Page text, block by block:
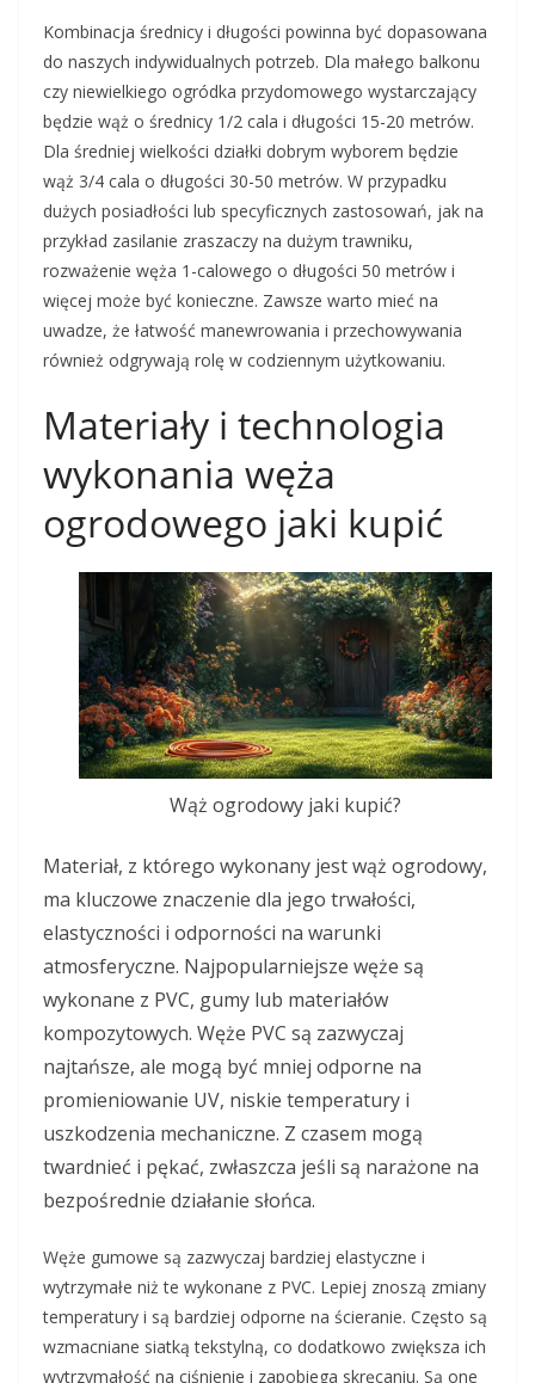
Kombinacja średnicy i długości powinna być dopasowana
do naszych indywidualnych potrzeb. Dla małego balkonu
czy niewielkiego ogródka przydomowego wystarczający
będzie wąż o średnicy 1/2 cala i długości 15-20 metrów.
Dla średniej wielkości działki dobrym wyborem będzie
wąż 3/4 cala o długości 30-50 metrów. W przypadku
dużych posiadłości lub specyficznych zastosowań, jak na
przykład zasilanie zraszaczy na dużym trawniku,
rozważenie węża 1-calowego o długości 50 metrów i
więcej może być konieczne. Zawsze warto mieć na
uwadze, że łatwość manewrowania i przechowywania
również odgrywają rolę w codziennym użytkowaniu.
Materiały i technologia
wykonania węża
ogrodowego jaki kupić
Wąż ogrodowy jaki kupić?
Materiał, z którego wykonany jest wąż ogrodowy,
ma kluczowe znaczenie dla jego trwałości,
elastyczności i odporności na warunki
atmosferyczne. Najpopularniejsze węże są
wykonane z PVC, gumy lub materiałów
kompozytowych. Węże PVC są zazwyczaj
najtańsze, ale mogą być mniej odporne na
promieniowanie UV, niskie temperatury i
uszkodzenia mechaniczne. Z czasem mogą
twardnieć i pękać, zwłaszcza jeśli są narażone na
bezpośrednie działanie słońca.
Węże gumowe są zazwyczaj bardziej elastyczne i
wytrzymałe niż te wykonane z PVC. Lepiej znoszą zmiany
temperatury i są bardziej odporne na ścieranie. Często są
wzmacniane siatką tekstylną, co dodatkowo zwiększa ich
wytrzymałość na ciśnienie i zapobiega skręcaniu. Są one